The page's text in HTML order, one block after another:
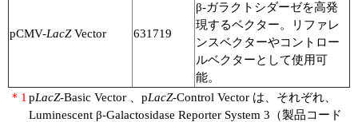
pCMV-LacZVector 631719
β-ガラクトシダーゼを高発
現するベクター。リファレ
ンスベクターやコントロー
ルベクターとして使用可
能。
＊1 pLacZ-Basic Vector 、pLacZ-Control Vector は、それぞれ、
Luminescent β-Galactosidase Reporter System 3（製品コード